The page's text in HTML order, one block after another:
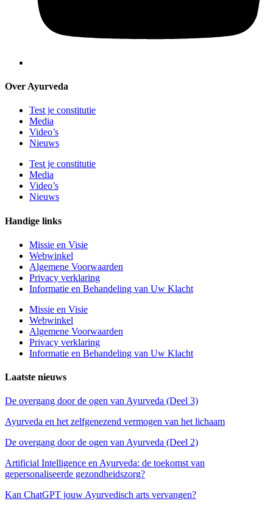
Over Ayurveda
Test je constitutie
Media
Video’s
Nieuws
Test je constitutie
Media
Video’s
Nieuws
Handige links
Missie en Visie
Webwinkel
Algemene Voorwaarden
Privacy verklaring
Informatie en Behandeling van Uw Klacht
Missie en Visie
Webwinkel
Algemene Voorwaarden
Privacy verklaring
Informatie en Behandeling van Uw Klacht
Laatste nieuws
De overgang door de ogen van Ayurveda (Deel 3)
Ayurveda en het zelfgenezend vermogen van het lichaam
De overgang door de ogen van Ayurveda (Deel 2)
Artificial Intelligence en Ayurveda: de toekomst van
gepersonaliseerde gezondheidszorg?
Kan ChatGPT jouw Ayurvedisch arts vervangen?